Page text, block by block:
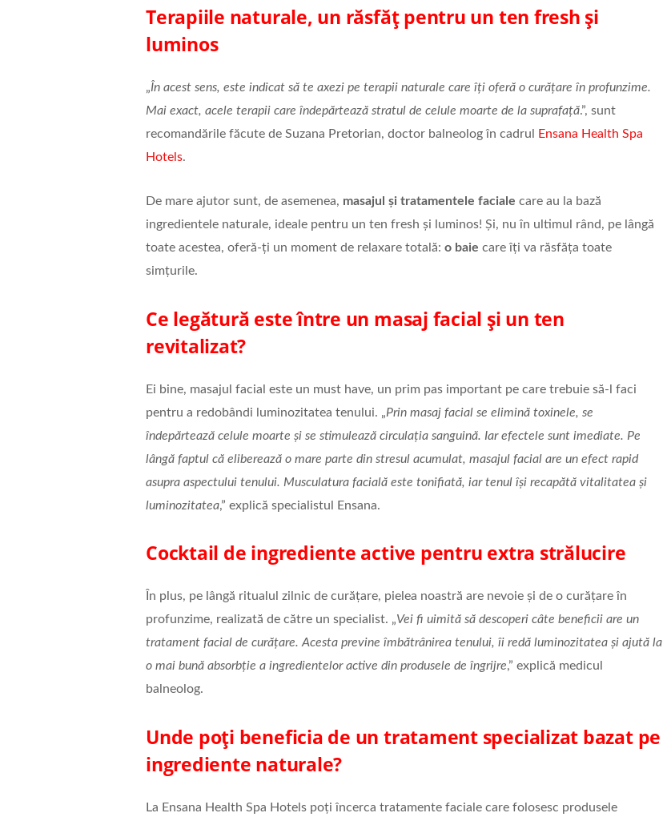
Terapiile naturale, un răsfăț pentru un ten fresh și
luminos
„În acest sens, este indicat să te axezi pe terapii naturale care îți oferă o curățare în profunzime.
Mai exact, acele terapii care îndepărtează stratul de celule moarte de la suprafață.”, sunt
recomandările făcute de Suzana Pretorian, doctor balneolog în cadrul
Ensana Health Spa
Hotels.
De mare ajutor sunt, de asemenea, masajul și tratamentele faciale care au la bază
ingredientele naturale, ideale pentru un ten fresh și luminos! Și, nu în ultimul rând, pe lângă
toate acestea, oferă-ți un moment de relaxare totală: o baie care îți va răsfăța toate
simțurile.
Ce legătură este între un masaj facial și un ten
revitalizat?
Ei bine, masajul facial este un must have, un prim pas important pe care trebuie să-l faci
pentru a redobândi luminozitatea tenului. „Prin masaj facial se elimină toxinele, se
îndepărtează celule moarte și se stimulează circulația sanguină. Iar efectele sunt imediate. Pe
lângă faptul că eliberează o mare parte din stresul acumulat, masajul facial are un efect rapid
asupra aspectului tenului. Musculatura facială este tonifiată, iar tenul își recapătă vitalitatea și
luminozitatea,” explică specialistul Ensana.
Cocktail de ingrediente active pentru extra strălucire
În plus, pe lângă ritualul zilnic de curățare, pielea noastră are nevoie și de o curățare în
profunzime, realizată de către un specialist. „Vei fi uimită să descoperi câte beneficii are un
tratament facial de curățare. Acesta previne îmbătrânirea tenului, îi redă luminozitatea și ajută la
o mai bună absorbție a ingredientelor active din produsele de îngrijre,” explică medicul
balneolog.
Unde poți beneficia de un tratament specializat bazat pe
ingrediente naturale?
La Ensana Health Spa Hotels poți încerca tratamente faciale care folosesc produsele